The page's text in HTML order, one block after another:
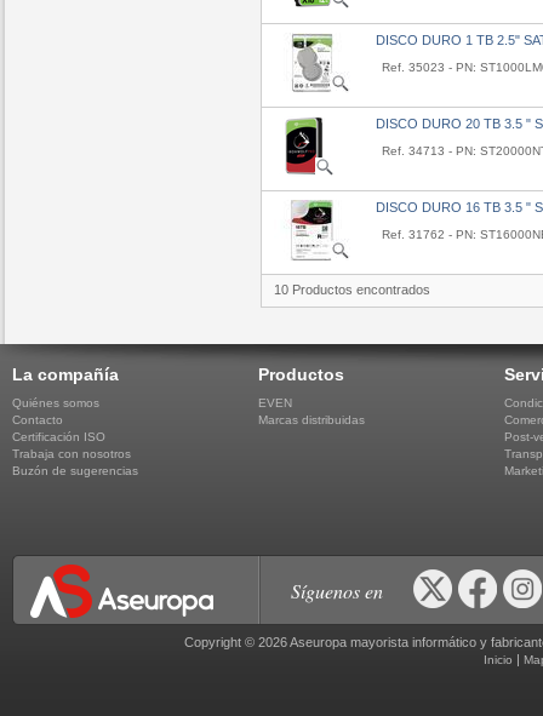
DISCO DURO 1 TB 2.5"
Ref. 35023 - PN:
DISCO DURO 20 TB 3.5 "
Ref. 34713 - PN:
DISCO DURO 16 TB 3.5 "
Ref. 31762 - PN:
10 Productos encontrados
La compañía
Quiénes somos
Contacto
Certificación ISO
Trabaja con nosotros
Buzón de sugerencias
Productos
EVEN
Marcas distribuidas
Post-
Síguenos en
Copyright © 2026 Aseuropa mayorista informático y
Inicio |